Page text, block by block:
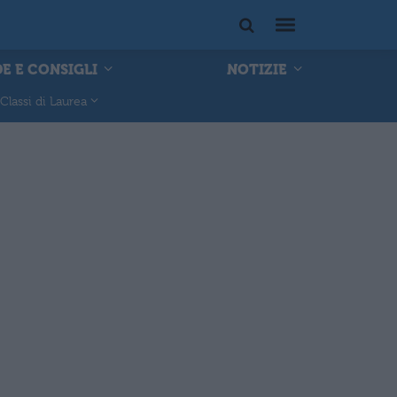
E CONSIGLI NOTIZIE
Classi di Laurea